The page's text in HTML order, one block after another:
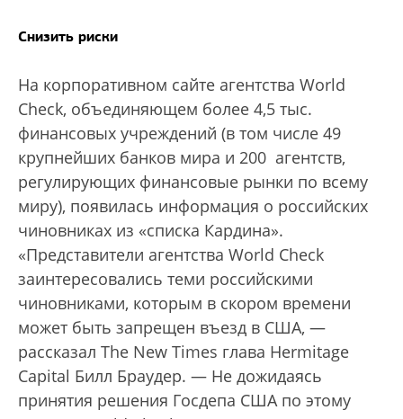
Снизить риски
На корпоративном сайте агентства World
Check, объединяющем более 4,5 тыс.
финансовых учреждений (в том числе 49
крупнейших банков мира и 200 агентств,
регулирующих финансовые рынки по всему
миру), появилась информация о российских
чиновниках из «списка Кардина».
«Представители агентства World Check
заинтересовались теми российскими
чиновниками, которым в скором времени
может быть запрещен въезд в США, —
рассказал The New Times глава Hermitage
Capital Билл Браудер. — Не дожидаясь
принятия решения Госдепа США по этому